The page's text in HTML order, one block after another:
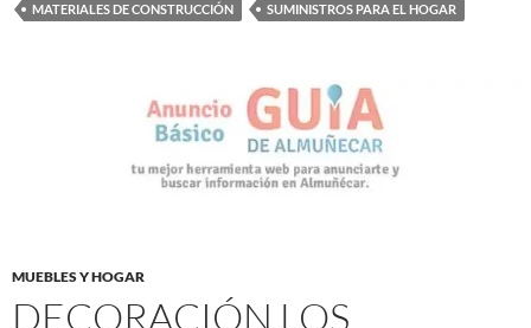
MATERIALES DE CONSTRUCCIÓN
SUMINISTROS PARA EL HOGAR
MUEBLES Y HOGAR
DECORACIÓN LOS